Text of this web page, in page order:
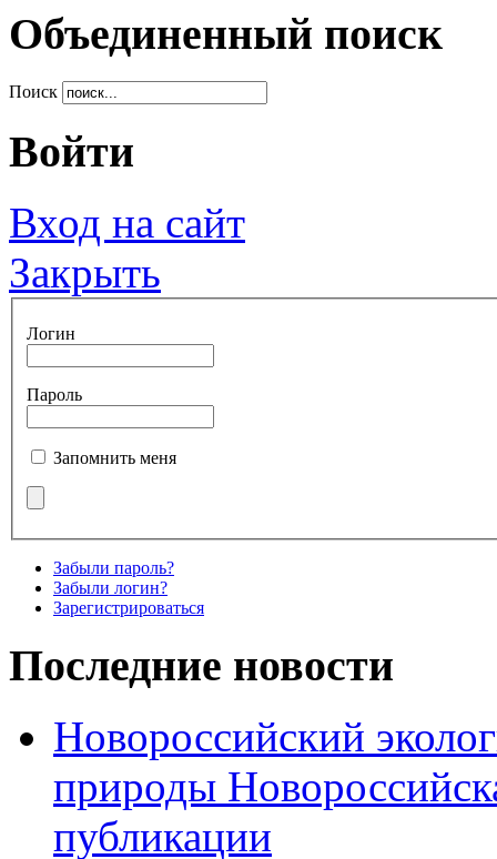
Объединенный поиск
Поиск
Войти
Вход на сайт
Закрыть
Логин
Пароль
Запомнить меня
Забыли пароль?
Забыли логин?
Зарегистрироваться
Последние новости
Новороссийский
природы
публикации